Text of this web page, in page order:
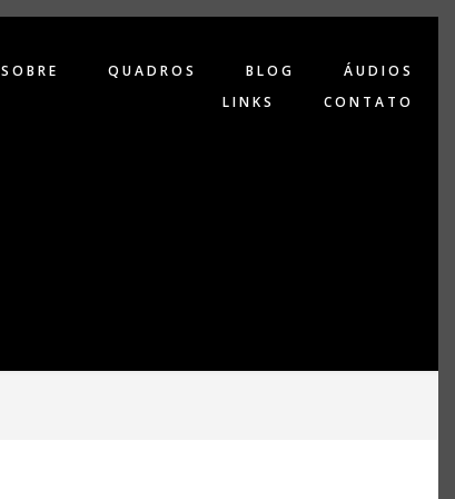
SOBRE QUADROS BLOG
ÁUDIOS
LINKS
CONTATO